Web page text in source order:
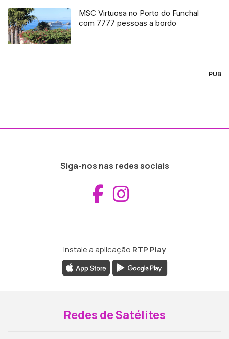
MSC Virtuosa no Porto do Funchal
com 7777 pessoas a bordo
PUB
Siga-nos nas redes sociais
Aceder ao
Instale a aplicação RTP Play
Redes de Satélites